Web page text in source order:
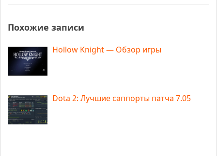
Похожие записи
Hollow Knight — Обзор игры
Dota 2: Лучшие саппорты патча 7.05